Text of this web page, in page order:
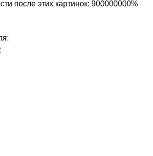
после этих картинок: 900000000%
: